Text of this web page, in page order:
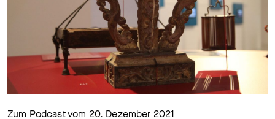
Zum Podcast vom 20. Dezember 2021